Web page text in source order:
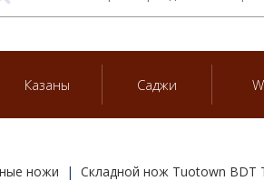
Казаны Саджи
ножи Складной нож Tuotown BDT